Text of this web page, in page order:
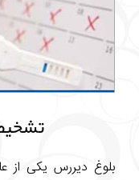
بلوغ دیررس یکی از